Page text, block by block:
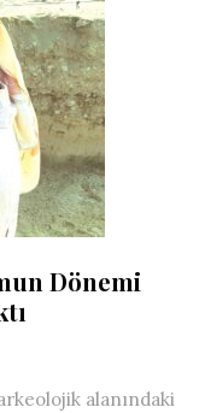
Dönemi
alanındaki